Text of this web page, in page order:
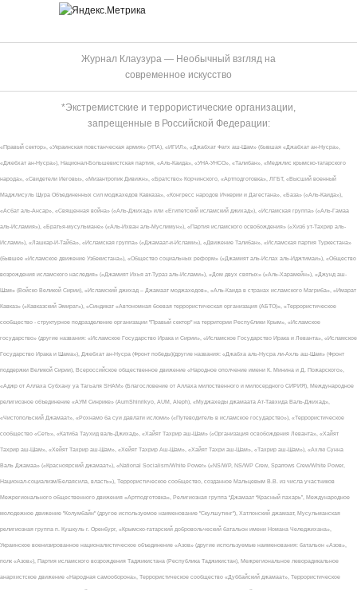
Журнал Клаузура — Необычный взгляд на
современное искусство
*Экстремистские и террористические организации,
запрещенные в Российской Федерации:
«Правый сектор», «Украинская повстанческая армия» (УПА), «ИГИЛ», «Джабхат Фатх аш-Шам» (бывшая «Джабхат ан-Нусра»,
«Джебхат ан-Нусра»), Национал-Большевистская партия, «Аль-Каида», «УНА-УНСО», «Талибан», «Меджлис крымско-татарского
народа», «Свидетели Иеговы», «Мизантропик Дивижн», «Братство» Корчинского, «Артподготовка», ЛГБТ, «Высший военный
Маджлисуль Шура Объединенных сил моджахедов Кавказа», «Конгресс народов Ичкерии и Дагестана», «База» («Аль-Каида»),
«Асбат аль-Ансар», «Священная война» («Аль-Джихад» или «Египетский исламский джихад»), «Исламская группа» («Аль-Гамаа
аль-Исламия»), «Братья-мусульмане» («Аль-Ихван аль-Муслимун»), «Партия исламского освобождения» («Хизб ут-Тахрир аль-
Ислами»), «Лашкар-И-Тайба», «Исламская группа» («Джамаат-и-Ислами»), «Движение Талибан», «Исламская партия Туркестана»
(бывшее «Исламское движение Узбекистана»), «Общество социальных реформ» («Джамият аль-Ислах аль-Иджтимаи»), «Общество
возрождения исламского наследия» («Джамият Ихья ат-Тураз аль-Ислами»), «Дом двух святых» («Аль-Харамейн»), «Джунд аш-
Шам» (Войско Великой Сирии), «Исламский джихад – Джамаат моджахедов», «Аль-Каида в странах исламского Магриба», «Имарат
Кавказ» («Кавказский Эмират»), «Синдикат «Автономная боевая террористическая организация (АБТО)», «Террористическое
сообщество - структурное подразделение организации "Правый сектор" на территории Республики Крым», «Исламское
государство» (другие названия: «Исламское Государство Ирака и Сирии», «Исламское Государство Ирака и Леванта», «Исламское
Государство Ирака и Шама»), Джебхат ан-Нусра (Фронт победы)(другие названия: «Джабха аль-Нусра ли-Ахль аш-Шам» (Фронт
поддержки Великой Сирии), Всероссийское общественное движение «Народное ополчение имени К. Минина и Д. Пожарского»,
«Аджр от Аллаха Субхану уа Тагьаля SHAM» (Благословение от Аллаха милоственного и милосердного СИРИЯ), Международное
религиозное объединение «АУМ Синрике» (AumShinrikyo, AUM, Aleph), «Муджахеды джамаата Ат-Тавхида Валь-Джихад»,
«Чистопольский Джамаат», «Рохнамо ба суи давлати исломи» («Путеводитель в исламское государство»), «Террористическое
сообщество «Сеть», «Катиба Таухид валь-Джихад», «Хайят Тахрир аш-Шам» («Организация освобождения Леванта», «Хайят
Тахрир аш-Шам», «Хейят Тахрир аш-Шам», «Хейят Тахрир Аш-Шам», «Хайят Тахри аш-Шам», «Тахрир аш-Шам»), «Ахлю Сунна
Валь Джамаа» («Красноярский джамаат»), «National Socialism/White Power» («NS/WP, NS/WP Crew, Sparrows Crew/White Power,
Национал-социализм/Белаясила, власть»), Террористическое сообщество, созданное Мальцевым В.В. из числа участников
Межрегионального общественного движения «Артподготовка», Религиозная группа “Джамаат “Красный пахарь”, Международное
молодежное движение "Колумбайн" (другое используемое наименование "Скулшутинг"), Хатлонский джамаат, Мусульманская
религиозная группа п. Кушкуль г. Оренбург, «Крымско-татарский добровольческий батальон имени Номана Челеджихана»,
Украинское военизированное националистическое объединение «Азов» (другие используемые наименования: батальон «Азов»,
полк «Азов»), Партия исламского возрождения Таджикистана (Республика Таджикистан), Межрегиональное леворадикальное
анархистское движение «Народная самооборона», Террористическое сообщество «Дуббайский джамаат», Террористическое